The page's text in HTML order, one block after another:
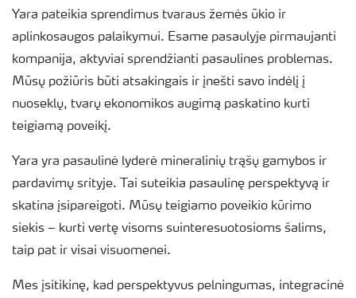
Politika ir saugumas
Įsipareigojimai
Karjera
Yara European Business Services
Parama Mamų Unijai
Yara pateikia sprendimus tvaraus žemės ūkio ir
aplinkosaugos palaikymui. Esame pasaulyje pirmaujanti
kompanija, aktyviai sprendžianti pasaulines problemas.
Mūsų požiūris būti atsakingais ir įnešti savo indėlį į
nuoseklų, tvarų ekonomikos augimą paskatino kurti
teigiamą poveikį.
Yara yra pasaulinė lyderė mineralinių trąšų gamybos ir
pardavimų srityje. Tai suteikia pasaulinę perspektyvą ir
skatina įsipareigoti. Mūsų teigiamo poveikio kūrimo
siekis – kurti vertę visoms suinteresuotosioms šalims,
taip pat ir visai visuomenei.
Mes įsitikinę, kad perspektyvus pelningumas, integracinė